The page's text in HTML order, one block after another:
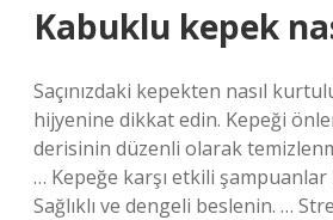
Kabuklu kepek
Saçınızdaki kepekten nasıl
hijyenine dikkat edin. Kepeği
derisinin düzenli olarak
… Kepeğe karşı etkili şampuanlar
Sağlıklı ve dengeli beslenin. …